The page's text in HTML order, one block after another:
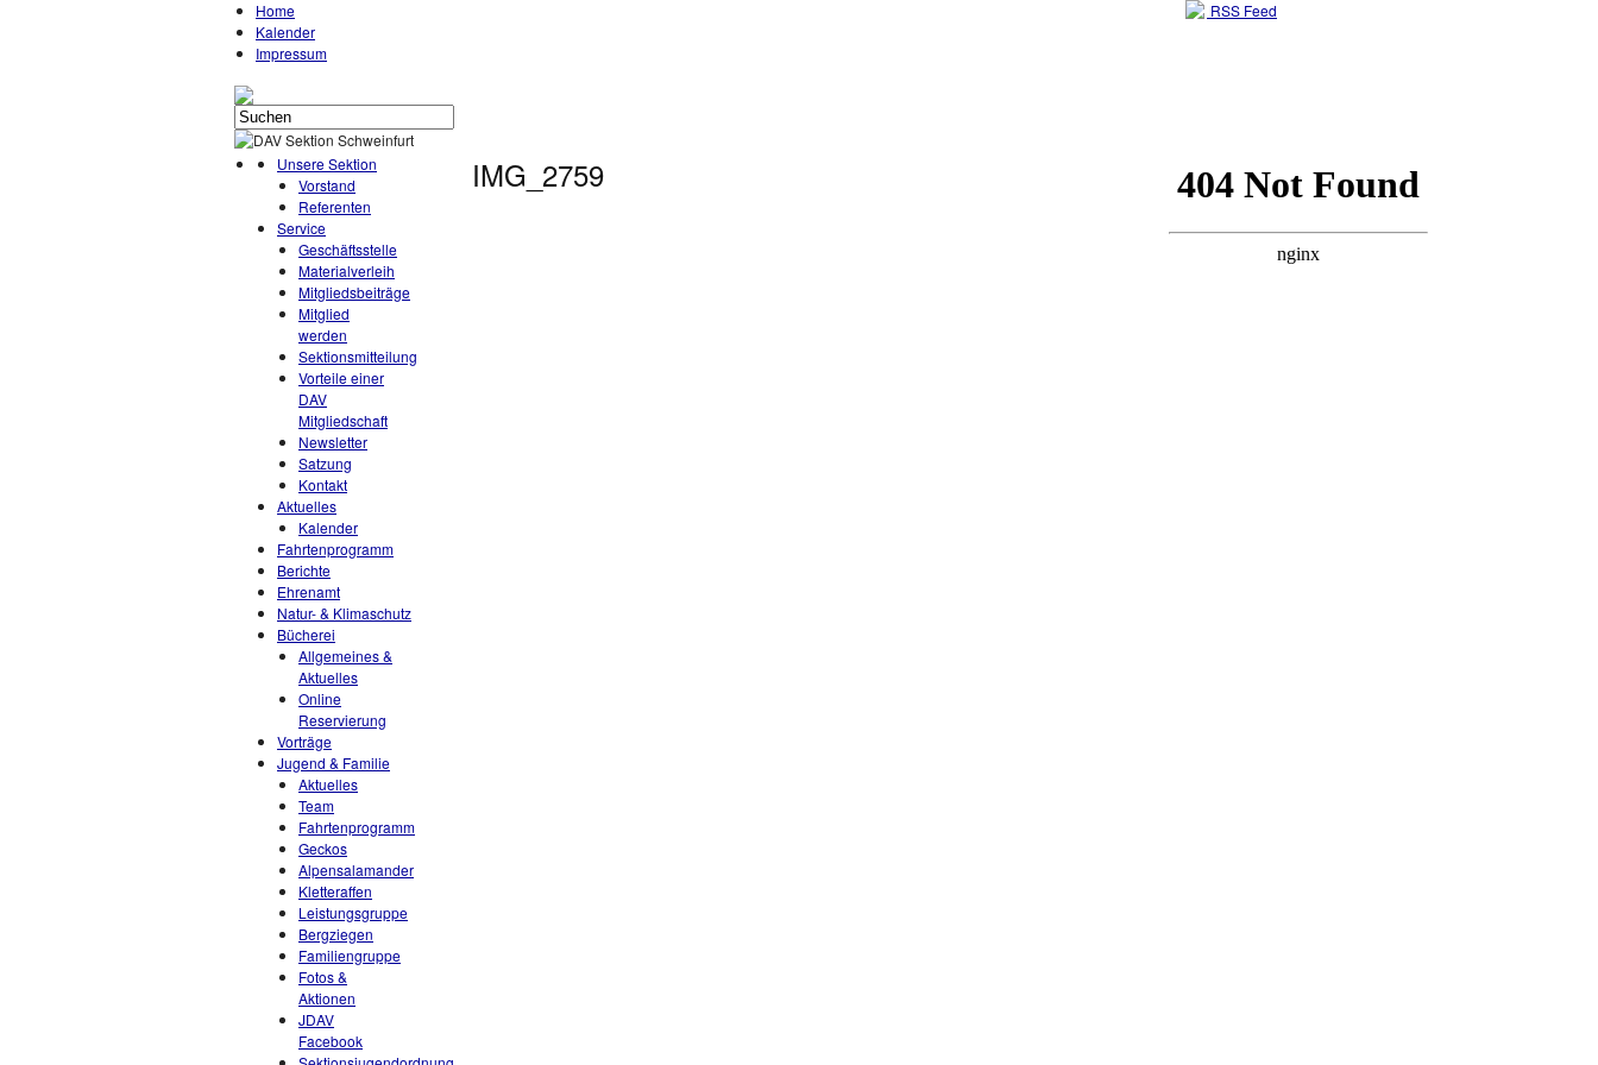
Home
Kalender
Impressum
RSS Feed
Unsere Sektion
Vorstand
Referenten
Service
Geschäftsstelle
Materialverleih
Mitgliedsbeiträge
Mitglied
werden
Sektionsmitteilung
Vorteile einer
DAV
Mitgliedschaft
Newsletter
Satzung
Kontakt
Aktuelles
Kalender
Fahrtenprogramm
Berichte
Ehrenamt
Natur- & Klimaschutz
Bücherei
Allgemeines &
Aktuelles
Online
Reservierung
Vorträge
Jugend & Familie
Aktuelles
Team
Fahrtenprogramm
Geckos
Alpensalamander
Kletteraffen
Leistungsgruppe
Bergziegen
Familiengruppe
Fotos &
Aktionen
JDAV
Facebook
IMG_2759